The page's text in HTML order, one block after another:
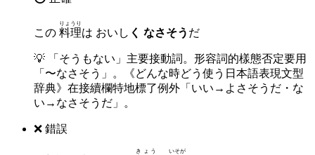
この 料理
りょうり
は おいし く なさそう だ
💡
「そうもない」主要接動詞。形容詞的樣態否定要用
「〜なさそう」。《どんな時どう使う日本語表現文型
辞典》在接續欄特地標了例外「いい→よさそうだ・な
い→なさそうだ」。
❌ 錯誤
きょう いそが